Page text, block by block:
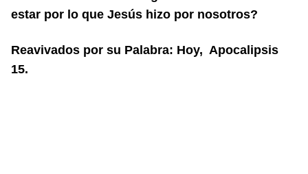
estar por lo que Jesús hizo por nosotros?
Reavivados por su Palabra: Hoy, Apocalipsis
15.